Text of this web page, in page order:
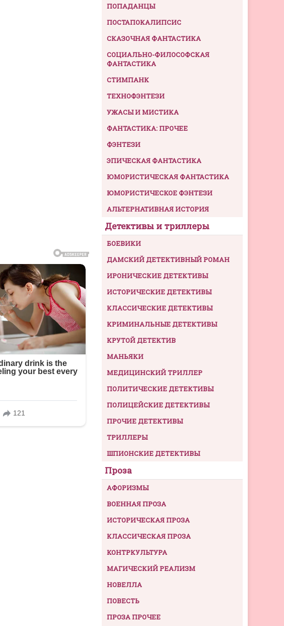
ПОПАДАНЦЫ
ПОСТАПОКАЛИПСИС
СКАЗОЧНАЯ ФАНТАСТИКА
СОЦИАЛЬНО-ФИЛОСОФСКАЯ
ФАНТАСТИКА
СТИМПАНК
ТЕХНОФЭНТЕЗИ
УЖАСЫ И МИСТИКА
ФАНТАСТИКА: ПРОЧЕЕ
ФЭНТЕЗИ
ЭПИЧЕСКАЯ ФАНТАСТИКА
ЮМОРИСТИЧЕСКАЯ ФАНТАСТИКА
ЮМОРИСТИЧЕСКОЕ ФЭНТЕЗИ
АЛЬТЕРНАТИВНАЯ ИСТОРИЯ
Детективы и триллеры
БОЕВИКИ
ДАМСКИЙ ДЕТЕКТИВНЫЙ РОМАН
ИРОНИЧЕСКИЕ ДЕТЕКТИВЫ
ИСТОРИЧЕСКИЕ ДЕТЕКТИВЫ
КЛАССИЧЕСКИЕ ДЕТЕКТИВЫ
КРИМИНАЛЬНЫЕ ДЕТЕКТИВЫ
КРУТОЙ ДЕТЕКТИВ
МАНЬЯКИ
МЕДИЦИНСКИЙ ТРИЛЛЕР
ПОЛИТИЧЕСКИЕ ДЕТЕКТИВЫ
ПОЛИЦЕЙСКИЕ ДЕТЕКТИВЫ
ПРОЧИЕ ДЕТЕКТИВЫ
ТРИЛЛЕРЫ
ШПИОНСКИЕ ДЕТЕКТИВЫ
Проза
АФОРИЗМЫ
ВОЕННАЯ ПРОЗА
ИСТОРИЧЕСКАЯ ПРОЗА
КЛАССИЧЕСКАЯ ПРОЗА
КОНТРКУЛЬТУРА
МАГИЧЕСКИЙ РЕАЛИЗМ
НОВЕЛЛА
ПОВЕСТЬ
ПРОЗА ПРОЧЕЕ